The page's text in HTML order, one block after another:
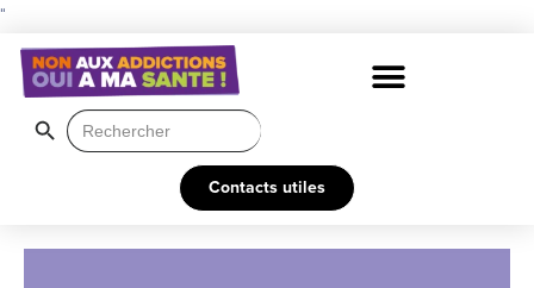
"
Search
for:
Search Button
Contacts utiles